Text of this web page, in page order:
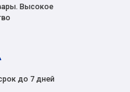
Высокое
до 7 дней